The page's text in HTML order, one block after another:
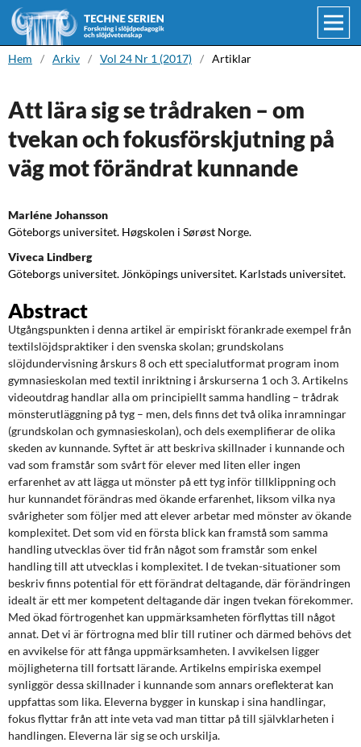
Hem / Arkiv / Vol 24 Nr 1 (2017) / Artiklar
Att lära sig se trådraken – om
tvekan och fokusförskjutning på
väg mot förändrat kunnande
Marléne Johansson
Göteborgs universitet. Høgskolen i Sørøst Norge.
Viveca Lindberg
Göteborgs universitet. Jönköpings universitet. Karlstads universitet.
Abstract
Utgångspunkten i denna artikel är empiriskt förankrade exempel från
textilslöjdspraktiker i den svenska skolan; grundskolans
slöjdundervisning årskurs 8 och ett specialutformat program inom
gymnasieskolan med textil inriktning i årskurserna 1 och 3. Artikelns
videoutdrag handlar alla om principiellt samma handling – trådrak
mönsterutläggning på tyg – men, dels finns det två olika inramningar
(grundskolan och gymnasieskolan), och dels exemplifierar de olika
skeden av kunnande. Syftet är att beskriva skillnader i kunnande och
vad som framstår som svårt för elever med liten eller ingen
erfarenhet av att lägga ut mönster på ett tyg inför tillklippning och
hur kunnandet förändras med ökande erfarenhet, liksom vilka nya
svårigheter som följer med att elever arbetar med mönster av ökande
komplexitet. Det som vid en första blick kan framstå som samma
handling utvecklas över tid från något som framstår som enkel
handling till att utvecklas i komplexitet. I de tvekan-situationer som
beskriv finns potential för ett förändrat deltagande, där förändringen
idealt är ett mer kompetent deltagande där ingen tvekan förekommer.
Med ökad förtrogenhet kan uppmärksamheten förflyttas till något
annat. Det vi är förtrogna med blir till rutiner och därmed behövs det
en avvikelse för att fånga uppmärksamheten. I avvikelsen ligger
möjligheterna till fortsatt lärande. Artikelns empiriska exempel
synliggör dessa skillnader i kunnande som annars oreflekterat kan
uppfattas som lika. Eleverna bygger in kunskap i sina handlingar,
fokus flyttar från att inte veta vad man tittar på till självklarheten i
handlingen. Eleverna lär sig se och urskilja.